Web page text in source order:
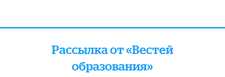
Рассылка от «Вестей
образования»